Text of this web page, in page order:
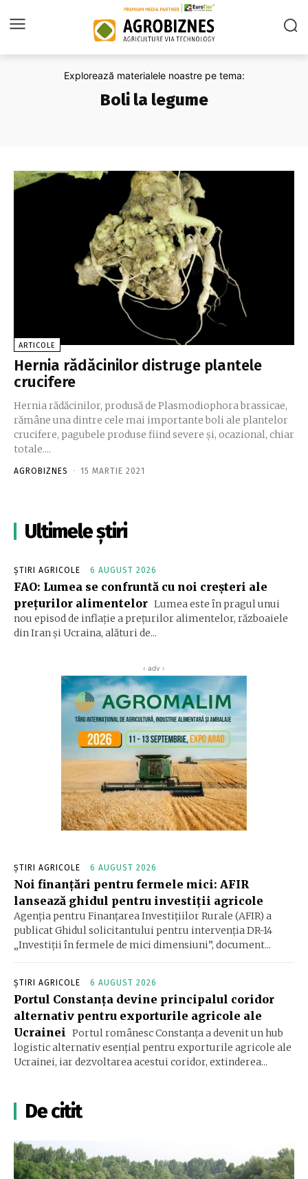
Explorează materialele noastre pe tema:
Boli la legume
ARTICOLE
Hernia rădăcinilor distruge plantele
crucifere
Hernia rădăcinilor, produsă de Plasmodiophora brassicae,
rămâne una dintre cele mai importante boli ale plantelor
crucifere, pagubele produse fiind severe şi, ocazional, chiar
totale....
AGROBIZNES - 15 MARTIE 2021
Ultimele știri
ȘTIRI AGRICOLE 6 AUGUST 2026
FAO: Lumea se confruntă cu noi creşteri ale
preţurilor alimentelor Lumea este în pragul unui
nou episod de inflaţie a preţurilor alimentelor, războaiele
din Iran şi Ucraina, alături de...
‹ adv ›
ȘTIRI AGRICOLE 6 AUGUST 2026
Noi finanțări pentru fermele mici: AFIR
lansează ghidul pentru investiții agricole
Agenția pentru Finanțarea Investițiilor Rurale (AFIR) a
publicat Ghidul solicitantului pentru intervenția DR-14
„Investiții în fermele de mici dimensiuni”, document...
ȘTIRI AGRICOLE 6 AUGUST 2026
Portul Constanța devine principalul coridor
alternativ pentru exporturile agricole ale
Ucrainei Portul românesc Constanța a devenit un hub
logistic alternativ esențial pentru exporturile agricole ale
Ucrainei, iar dezvoltarea acestui coridor, extinderea...
De citit